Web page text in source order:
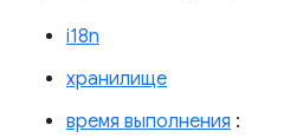
i18n
хранилище
время выполнения :